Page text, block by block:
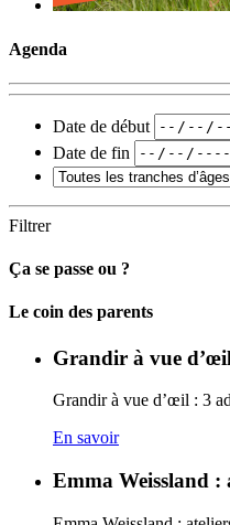
Agenda
Date de début
Date de fin
Filtrer
Ça se passe ou ?
Carto
Le coin des parents
Grandir à vue
Grandir à vue d’œil : 3
En savoir
Emma Weissland :